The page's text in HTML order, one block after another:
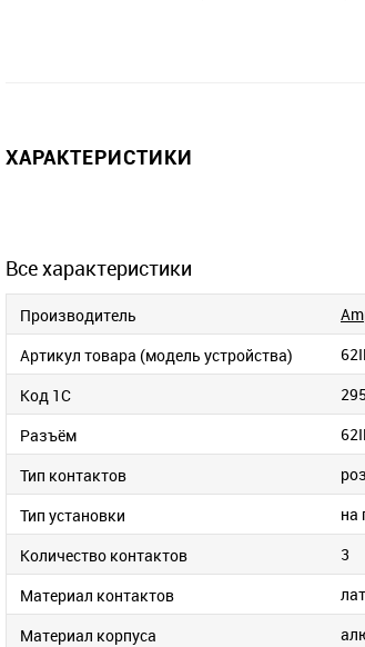
ХАРАКТЕРИСТИКИ
Все характеристики
Производитель
Артикул товара (модель устройства)
Код 1С
Разъём
Тип контактов
Тип установки
на
Количество контактов
3
Материал контактов
Материал корпуса